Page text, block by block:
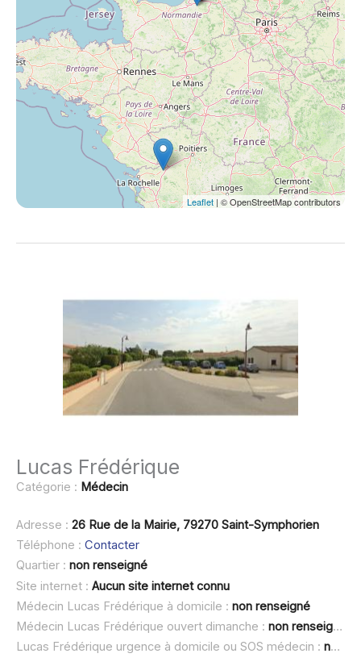
Leaflet | © OpenStreetMap contributors
Lucas Frédérique
Catégorie : Médecin
Adresse : 26 Rue de la Mairie, 79270 Saint-Symphorien
Téléphone : Contacter
Quartier : non renseigné
Site internet : Aucun site internet connu
Médecin Lucas Frédérique à domicile : non renseigné
Médecin Lucas Frédérique ouvert dimanche : non renseigné
Lucas Frédérique urgence à domicile ou SOS médecin : non renseigné